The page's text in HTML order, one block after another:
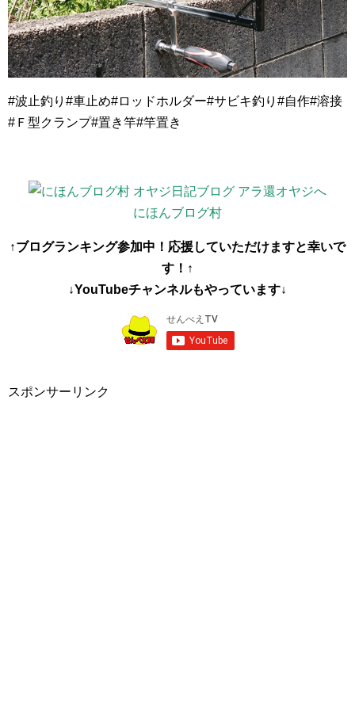
#波止釣り#車止め#ロッドホルダー#サビキ釣り#自作#溶接
#Ｆ型クランプ#置き竿#竿置き
にほんブログ村
↑ブログランキング参加中！応援していただけますと幸いで
す！↑
↓YouTubeチャンネルもやっています↓
スポンサーリンク